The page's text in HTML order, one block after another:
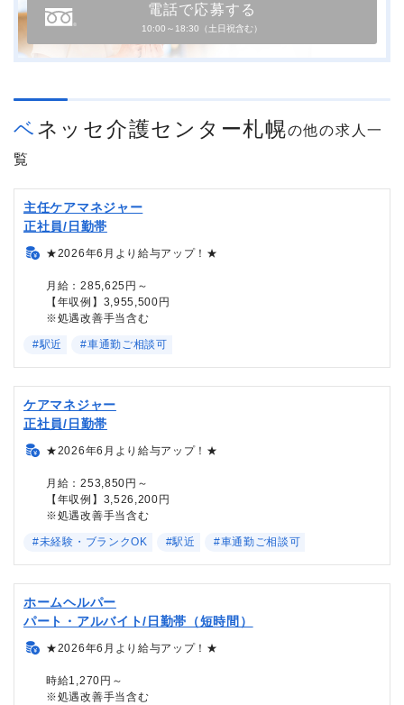
電話で応募する
10:00～18:30（土日祝含む）
ベネッセ介護センター札幌の他の求人一
覧
主任ケアマネジャー
正社員/日勤帯
★2026年6月より給与アップ！★
月給：285,625円～
【年収例】3,955,500円
※処遇改善手当含む
#駅近 #車通勤ご相談可
ケアマネジャー
正社員/日勤帯
★2026年6月より給与アップ！★
月給：253,850円～
【年収例】3,526,200円
※処遇改善手当含む
#未経験・ブランクOK #駅近 #車通勤ご相談可
ホームヘルパー
パート・アルバイト/日勤帯（短時間）
★2026年6月より給与アップ！★
時給1,270円～
※処遇改善手当含む